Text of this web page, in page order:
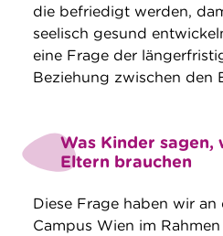
die befriedigt werden,
seelisch gesund
eine Frage der
Beziehung zwischen den
Was Kinder sagen,
Eltern brauchen
Diese Frage haben wir
Campus Wien im